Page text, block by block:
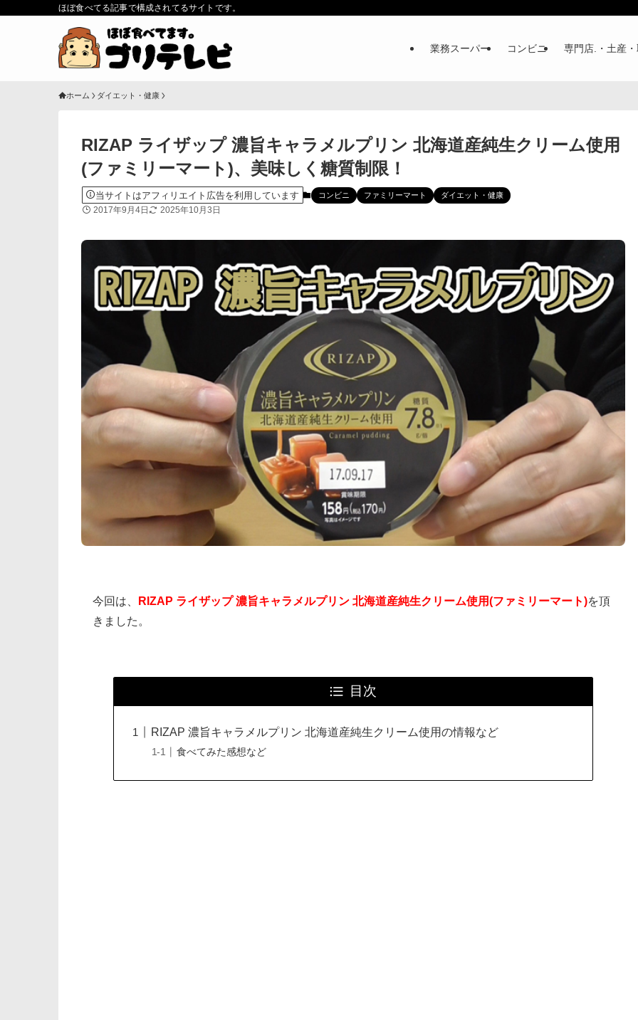
ほぼ食べてる記事で構成されてるサイトです。
業務スーパー コンビニ 専門店.・土産
ホーム ダイエット・健康
RIZAP ライザップ 濃旨キャラメルプリン 北海道産純生クリーム使用
(ファミリーマート)、美味しく糖質制限！
当サイトはアフィリエイト広告を利用しています コンビニ ファミリーマート ダイエット・健康
2017年9月4日 2025年10月3日
今回は、 RIZAP ライザップ 濃旨キャラメルプリン 北海道産純生クリーム使用(ファミリーマート)を頂
きました。
目次
RIZAP 濃旨キャラメルプリン 北海道産純生クリーム使用の情報など
食べてみた感想など